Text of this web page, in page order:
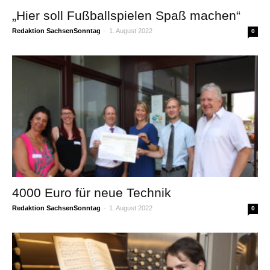
„Hier soll Fußballspielen Spaß machen“
Redaktion SachsenSonntag - 1. August 2022 0
4000 Euro für neue Technik
Redaktion SachsenSonntag - 1. August 2022 0